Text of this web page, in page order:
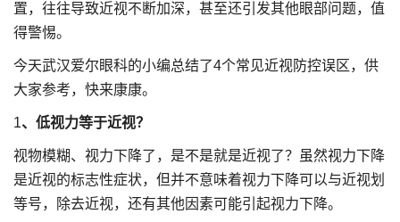
置，往往导致近视不断加深，甚至还引发其他眼部问题，值
得警惕。
今天武汉爱尔眼科的小编总结了4个常见近视防控误区，供
大家参考，快来康康。
1、低视力等于近视？
视物模糊、视力下降了，是不是就是近视了？虽然视力下降
是近视的标志性症状，但并不意味着视力下降可以与近视划
等号，除去近视，还有其他因素可能引起视力下降。